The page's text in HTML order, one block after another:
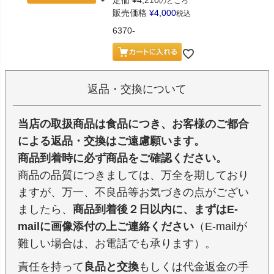
販売価格 ¥4,000税込
6370-
返品・交換について
当店の取扱商品は食品につき、お客様のご都合
による返品・交換はご遠慮願います。
商品到着時に必ず商品をご確認ください。
商品の品質につきましては、万全を期しており
ますが、万一、不良品等お気づきの点がござい
ましたら、 商品到着後２日以内に、まずはE-
mailに画像添付の上ご連絡ください （E-mailが
難しい場合は、お電話でも承ります）。
責任を持って 良品と交換もしくは代金返金の手